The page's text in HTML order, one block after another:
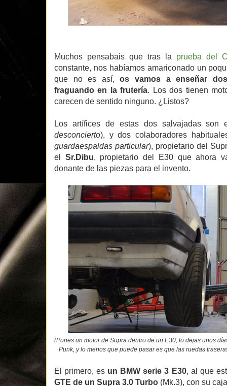
Muchos pensabais que tras la prueba del
constante, nos habíamos amariconado un
que no es así,os vamos a enseñar
fraguando en la frutería. Los dos tienen
carecen de sentido ninguno. ¿Listos?
Los artífices de estas dos salvajadas
desconcierto), y dos colaboradores
guardaespaldas particular), propietario del
el Sr.Dibu, propietario del E30 que ahora
donante de las piezas para el invento.
(Pones un motor de Supra dentro de un E30, lo dejas unos
Punk, y lo menos que puede pasar es que las ruedas
El primero, es un BMW serie 3 E30, al que
GTE de un Supra 3.0 Turbo (Mk.3), con su